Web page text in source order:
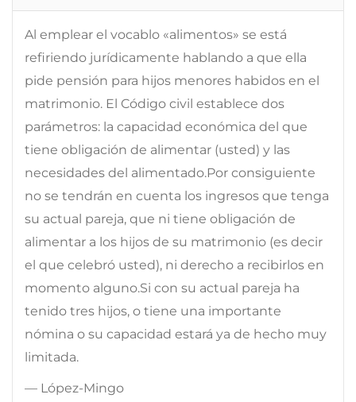
Al emplear el vocablo «alimentos» se está
refiriendo jurídicamente hablando a que ella
pide pensión para hijos menores habidos en el
matrimonio. El Código civil establece dos
parámetros: la capacidad económica del que
tiene obligación de alimentar (usted) y las
necesidades del alimentado.Por consiguiente
no se tendrán en cuenta los ingresos que tenga
su actual pareja, que ni tiene obligación de
alimentar a los hijos de su matrimonio (es decir
el que celebró usted), ni derecho a recibirlos en
momento alguno.Si con su actual pareja ha
tenido tres hijos, o tiene una importante
nómina o su capacidad estará ya de hecho muy
limitada.
— López-Mingo